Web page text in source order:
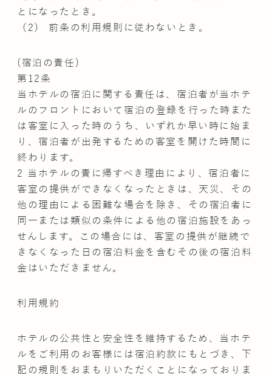
とになったとき。
（2） 前条の利用規則に従わないとき。
(宿泊の責任)
第12条
当ホテルの宿泊に関する責任は、宿泊者が当ホテ
ルのフロントにおいて宿泊の登録を行った時また
は客室に入った時のうち、いずれか早い時に始ま
り、宿泊者が出発するための客室を開けた時間に
終わります。
2 当ホテルの責に帰すべき理由により、宿泊者に
客室の提供ができなくなったときは、天災、その
他の理由による困難な場合を除き、その宿泊者に
同一または類似の条件による他の宿泊施設をあっ
せんします。この場合には、客室の提供が継続で
きなくなった日の宿泊料金を含むその後の宿泊料
金はいただきません。
利用規約
ホテルの公共性と安全性を維持するため、当ホテ
ルをご利用のお客様には宿泊約款にもとづき、下
記の規則をおまもりいただくことになっておりま